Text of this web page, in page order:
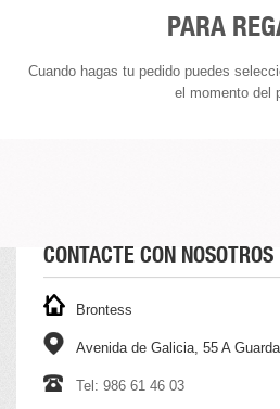
PARA
Cuando hagas tu pedido puedes
el momento del
CONTACTE CON NOSOTROS
Brontess
Avenida de Galicia, 55 A
Tel: 986 61 46 03